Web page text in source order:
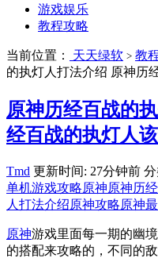
游戏娱乐
教程攻略
当前位置： 天天绿软 > 教
的执灯人打法介绍 原神历
原神历经百战的
经百战的执灯人
Tmd 更新时间: 27分钟前
单机游戏攻略原神原神历
人打法介绍原神攻略原神
原神游戏里面每一期的幽
的搭配来攻略的，不同的